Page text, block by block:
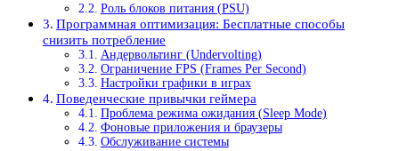
Роль блоков питания (PSU)
Программная оптимизация: Бесплатные способы
снизить потребление
Андервольтинг (Undervolting)
Ограничение FPS (Frames Per Second)
Настройки графики в играх
Поведенческие привычки геймера
Проблема режима ожидания (Sleep Mode)
Фоновые приложения и браузеры
Обслуживание системы